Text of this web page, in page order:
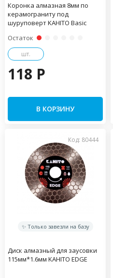
Коронка алмазная 8мм по
керамограниту под
шуруповерт KAHITO Basic
Остаток
шт.
118 P
В КОРЗИНУ
Код: 80444
✨ Только завезли на базу
Диск алмазный для заусовки
115мм*1.6мм KAHITO EDGE